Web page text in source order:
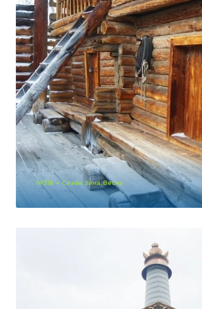
№318 Сезон: Зима, Весна